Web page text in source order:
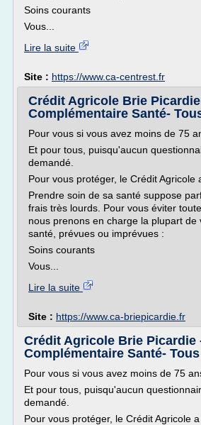
Soins courants
Vous...
Lire la suite
Site : https://www.ca-centrest.fr
Crédit Agricole Brie
Complémentaire Santé-
Pour vous si vous avez moins de 75
Et pour tous, puisqu'aucun
demandé.
Pour vous protéger, le Crédit Agricole
Prendre soin de sa santé suppose
frais très lourds. Pour vous éviter
nous prenons en charge la plupart de
santé, prévues ou imprévues :
Soins courants
Vous...
Lire la suite
Site : https://www.ca-briepicardie.fr
Crédit Agricole Brie Picardie
Complémentaire Santé- Tous
Pour vous si vous avez moins de 75
Et pour tous, puisqu'aucun
demandé.
Pour vous protéger, le Crédit Agricole